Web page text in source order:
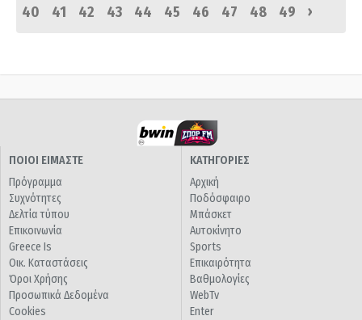
40
41 42 43 44 45 46 47 48 49 ›
ΠΟΙΟΙ ΕΙΜΑΣΤΕ
Πρόγραμμα
Συχνότητες
Δελτία τύπου
Επικοινωνία
Greece Is
Οικ. Καταστάσεις
Όροι Χρήσης
Προσωπικά Δεδομένα
Cookies
ΚΑΤΗΓΟΡΙΕΣ
Αρχική
Ποδόσφαιρο
Μπάσκετ
Αυτοκίνητο
Sports
Επικαιρότητα
Βαθμολογίες
WebTv
Enter